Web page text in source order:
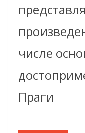
числе
Праги